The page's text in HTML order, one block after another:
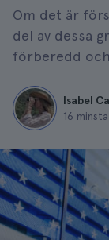
Om det är
del av dessa
förberedd
Isabel
16